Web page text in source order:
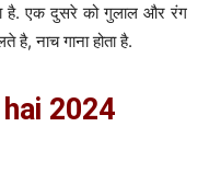
है. एक दुसरे को गुलाल और रंग
है, नाच गाना होता है.
2024